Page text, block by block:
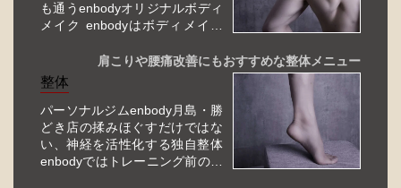
も通うenbodyオリジナルボディ
メイク enbodyはボディメイク
うな美脚・美尻を手に入れる為
に、足首から骨格を変えて根本
的に綺麗なボディラインを作る
トレーニングメニューをご提供
しています。
...
肩こりや腰痛改善にもおすすめな整体メニュー
整体
パーソナルジムenbody月島・勝
どき店の揉みほぐすだけではな
い、神経を活性化する独自整体
enbodyではトレーニング前の整